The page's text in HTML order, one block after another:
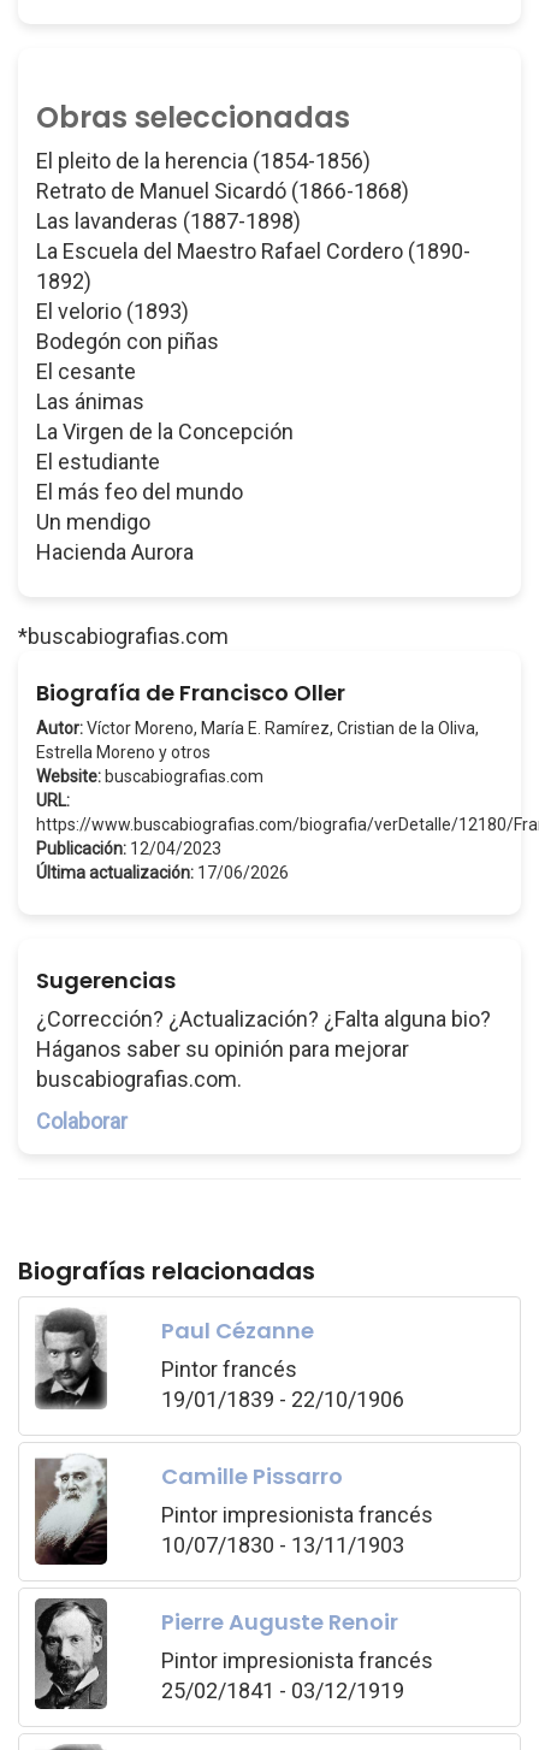
Obras seleccionadas
El pleito de la herencia (1854-1856)
Retrato de Manuel Sicardó (1866-1868)
Las lavanderas (1887-1898)
La Escuela del Maestro Rafael Cordero (1890-
1892)
El velorio (1893)
Bodegón con piñas
El cesante
Las ánimas
La Virgen de la Concepción
El estudiante
El más feo del mundo
Un mendigo
Hacienda Aurora
*buscabiografias.com
Biografía de Francisco Oller
Autor:Víctor Moreno, María E. Ramírez, Cristian de la Oliva,
Estrella Moreno y otros
Website: buscabiografias.com
URL:
https://www.buscabiografias.com/biografia/verDetalle/12180/
Publicación: 12/04/2023
Última actualización: 17/06/2026
Sugerencias
¿Corrección? ¿Actualización? ¿Falta alguna bio?
Háganos saber su opinión para mejorar
buscabiografias.com.
Colaborar
Biografías relacionadas
Paul Cézanne
Pintor francés
19/01/1839 - 22/10/1906
Camille Pissarro
Pintor impresionista francés
10/07/1830 - 13/11/1903
Pierre Auguste Renoir
Pintor impresionista francés
25/02/1841 - 03/12/1919